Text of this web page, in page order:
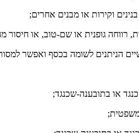
וקירות או מבנים אחרים;
רווחה גופנית או שם-טוב, או חיסור
הניתנים לשומה בכסף ואפשר
או בתובענה-שכנגד;
משפטית;